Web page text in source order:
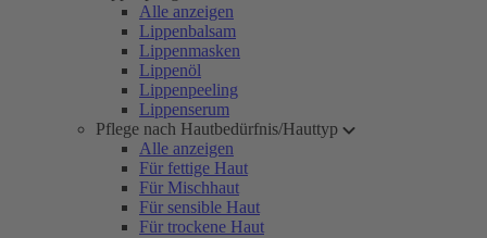
Alle anzeigen
Lippenbalsam
Lippenmasken
Lippenöl
Lippenpeeling
Lippenserum
Pflege nach Hautbedürfnis/Hauttyp
Alle anzeigen
Für fettige Haut
Für Mischhaut
Für sensible Haut
Für trockene Haut